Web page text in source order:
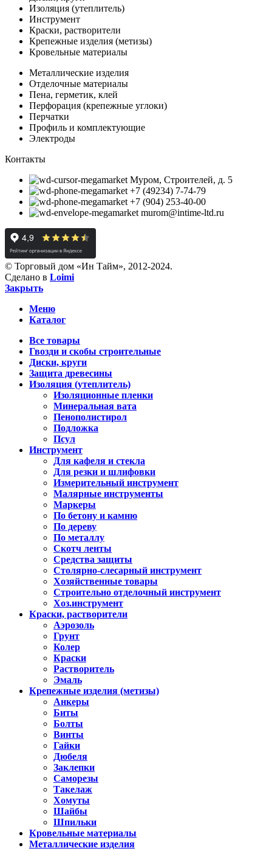
Изоляция (утеплитель)
Инструмент
Краски, растворители
Крепежные изделия (метизы)
Кровельные материалы
Металлические изделия
Отделочные материалы
Пена, герметик, клей
Перфорация (крепежные углоки)
Перчатки
Профиль и комплектующие
Электроды
Контакты
Муром, Строителей, д. 5
+7 (49234) 7-74-79
+7 (904) 253-40-00
murom@intime-ltd.ru
© Торговый дом «Ин Тайм», 2012-2024.
Сделано в Loimi
Закрыть
Меню
Каталог
Все товары
Гвозди и скобы строительные
Диски, круги
Защита древесины
Изоляция (утеплитель)
Изоляционные пленки
Минеральная вата
Пенополистирол
Подложка
Псул
Инструмент
Для кафеля и стекла
Для резки и шлифовки
Измерительный инструмент
Малярные инструменты
Маркеры
По бетону и камню
По дереву
По металлу
Скотч ленты
Средства защиты
Столярно-слесарный инструмент
Хозяйственные товары
Строительно отделочный инструмент
Хоз.инструмент
Краски, растворители
Аэрозоль
Грунт
Колер
Краски
Растворитель
Эмаль
Крепежные изделия (метизы)
Анкеры
Биты
Болты
Винты
Гайки
Дюбеля
Заклепки
Саморезы
Такелаж
Хомуты
Шайбы
Шпильки
Кровельные материалы
Металлические изделия